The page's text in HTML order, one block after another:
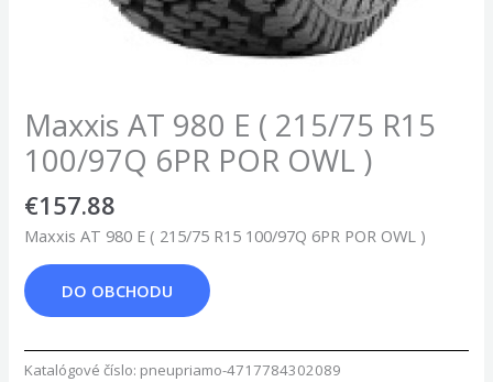
Maxxis AT 980 E ( 215/75 R15
100/97Q 6PR POR OWL )
€157.88
Maxxis AT 980 E ( 215/75 R15 100/97Q 6PR POR OWL )
DO OBCHODU
Katalógové číslo: pneupriamo-4717784302089